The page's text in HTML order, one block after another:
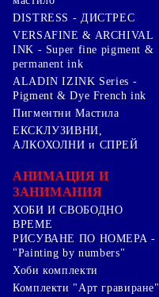
DISTRESS - ДИСТРЕС
VERSAFINE & ARCHIVAL
INK - Super fine pigment &
permanent ink
ALADIN IZINK Series -
Pigment & Dye French ink
Пигментни Мастила
ЕКСКЛУЗИВНИ,
АЛКОХОЛНИ и СПРЕЙ
АНИМАЦИЯ И
ЗАНИМАНИЯ
ХОБИ И СВОБОДНО
ВРЕМЕ
РИСУВАНЕ ПО НОМЕРА -
"Painting by numbers"
Хоби комплекти
Комплекти "Арт гравиране"